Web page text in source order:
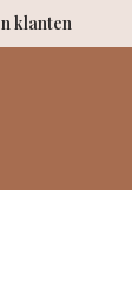
klanten